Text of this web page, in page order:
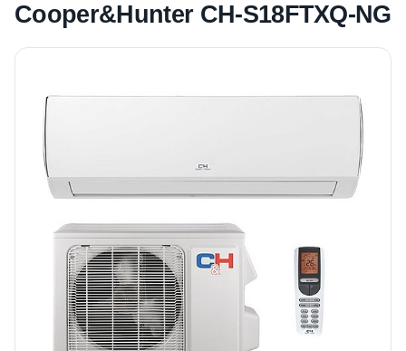
Cooper&Hunter CH-S18FTXQ-NG